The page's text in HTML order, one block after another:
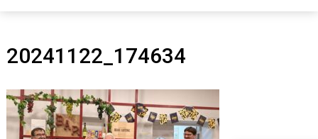
20241122_174634